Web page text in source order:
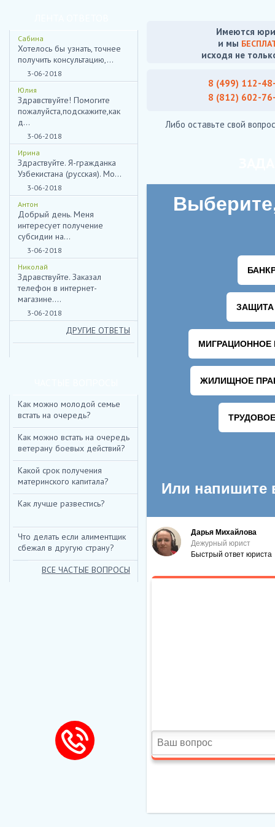
Сабина
Хотелось бы узнать, точнее
получить консультацию,...
3-06-2018
Юлия
Здравствуйте! Помогите
пожалуйста,подскажите,как
д...
3-06-2018
Ирина
Здраствуйте. Я-гражданка
Узбекистана (русская). Мо...
3-06-2018
Антон
Добрый день. Меня
интересует получение
субсидии на...
3-06-2018
Николай
Здравствуйте. Заказал
телефон в интернет-
магазине....
3-06-2018
ДРУГИЕ ОТВЕТЫ
Как можно молодой семье
встать на очередь?
Как можно встать на очередь
ветерану боевых действий?
Какой срок получения
материнского капитала?
Как лучше развестись?
Что делать если алиментщик
сбежал в другую страну?
ВСЕ ЧАСТЫЕ ВОПРОСЫ
Имеются
и мы
исходя не
8 (499) 112-
8 (812) 602-
Либо оставьте свой